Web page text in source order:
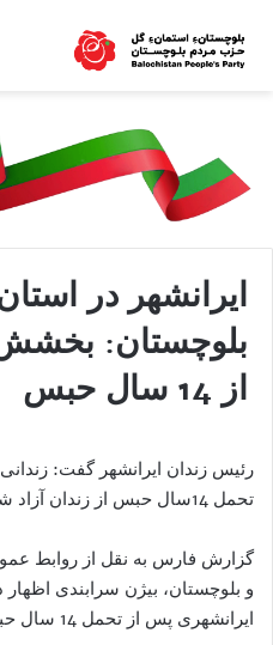
ایرانشهر در
بلوچستان:
از 14 سال حبس
رئیس زندان ایرانشهر گفت:
تحمل 14سال حبس از زندان آزاد شد.
گزارش فارس به نقل از روابط
و بلوچستان، بیژن سرابندی
ایرانشهری پس از تحمل 14 سال حبس از زندان آزاد شد.